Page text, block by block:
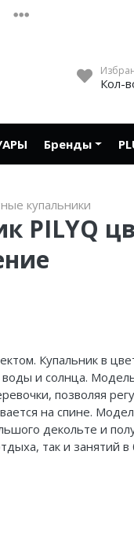
Кол-
Бренды
купальники
PILYQ
Купальник в
и солнца.
позволяя
на спине.
декольте и
так и занятий в